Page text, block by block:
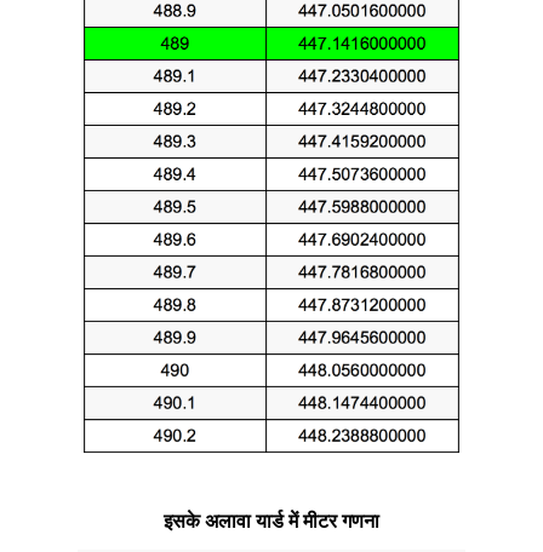
इसके अलावा यार्ड में मीटर गणना